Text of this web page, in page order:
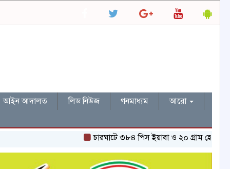
আইন আদালত লিড নিউজ গনমাধ্যম
আরো
চারঘাটে ৩৮৪ পিস ইয়াবা ও ২০ গ্রাম হেরোইনসহ একজন